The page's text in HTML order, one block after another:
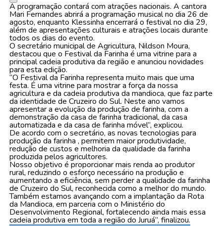
A programação contará com atrações nacionais. A cantora
Mari Fernandes abrirá a programação musical no dia 26 de
agosto, enquanto Klessinha encerrará o festival no dia 29,
além de apresentações culturais e atrações locais durante
todos os dias do evento.
O secretário municipal de Agricultura, Nildson Moura,
destacou que o Festival da Farinha é uma vitrine para a
principal cadeia produtiva da região e anunciou novidades
para esta edição.
“O Festival da Farinha representa muito mais que uma
festa. É uma vitrine para mostrar a força da nossa
agricultura e da cadeia produtiva da mandioca, que faz parte
da identidade de Cruzeiro do Sul. Neste ano vamos
apresentar a evolução da produção de farinha, com a
demonstração da casa de farinha tradicional, da casa
automatizada e da casa de farinha móvel”, explicou.
De acordo com o secretário, as novas tecnologias para
produção da farinha , permitem maior produtividade,
redução de custos e melhoria da qualidade da farinha
produzida pelos agricultores.
Nosso objetivo é proporcionar mais renda ao produtor
rural, reduzindo o esforço necessário na produção e
aumentando a eficiência, sem perder a qualidade da farinha
de Cruzeiro do Sul, reconhecida como a melhor do mundo.
Também estamos avançando com a implantação da Rota
da Mandioca, em parceria com o Ministério do
Desenvolvimento Regional, fortalecendo ainda mais essa
cadeia produtiva em toda a região do Juruá”, finalizou.